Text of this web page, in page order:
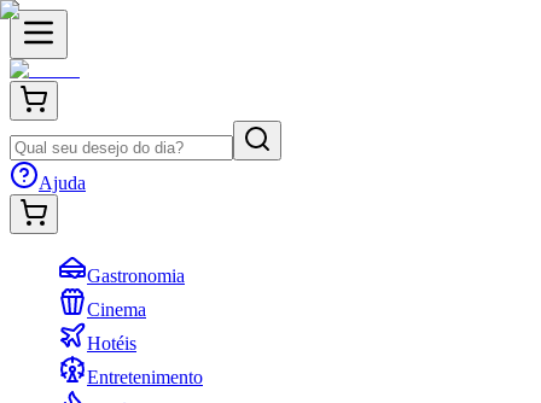
Ajuda
Gastronomia
Cinema
Hotéis
Entretenimento